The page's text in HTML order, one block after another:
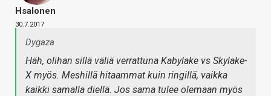
Hsalonen
30.7.2017
Dygaza
Häh, olihan sillä väliä verrattuna Kabylake vs Skylake-
X myös. Meshillä hitaammat kuin ringillä, vaikka
kaikki samalla diellä. Jos sama tulee olemaan myös